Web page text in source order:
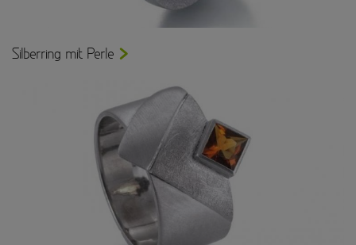
Silberring mit Perle